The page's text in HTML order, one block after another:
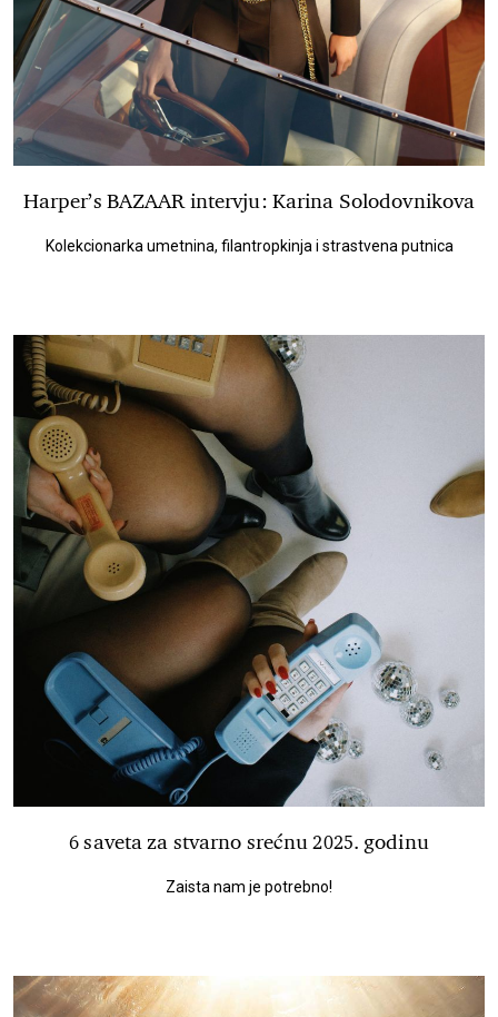
Harper’s BAZAAR intervju: Karina Solodovnikova
Kolekcionarka umetnina, filantropkinja i strastvena putnica
6 saveta za stvarno srećnu 2025. godinu
Zaista nam je potrebno!